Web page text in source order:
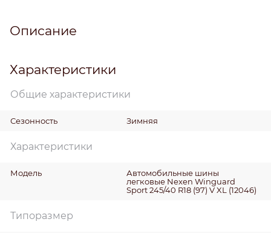
Описание
Характеристики
Общие характеристики
Сезонность Зимняя
Характеристики
Модель
Автомобильные шины
легковые Nexen Winguard
Sport 245/40 R18 (97) V XL (12046)
Типоразмер